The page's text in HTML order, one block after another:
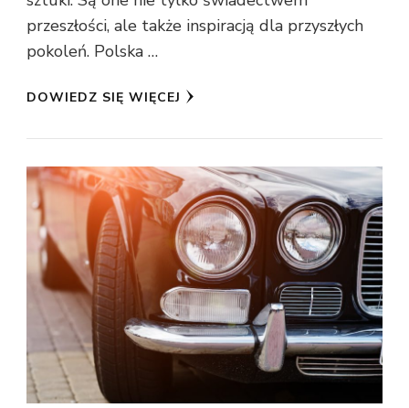
przeszłości, ale także inspiracją dla przyszłych
pokoleń. Polska …
DOWIEDZ SIĘ WIĘCEJ